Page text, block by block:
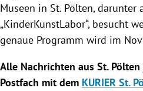
Museen in St. Pölten, darunter
„KinderKunstLabor“, besucht
genaue Programm wird im
Alle Nachrichten aus St.
Postfach mit dem KURIER St.